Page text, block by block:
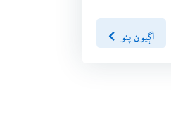
اڳيون پنو